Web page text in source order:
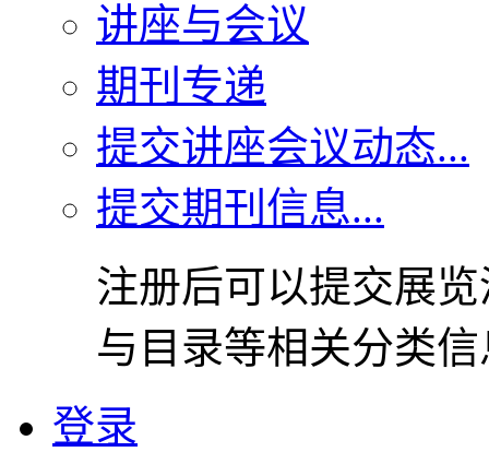
讲座与会议
期刊专递
提交讲座会议动态...
提交期刊信息...
注册后可以提交展
与目录等相关分类
登录